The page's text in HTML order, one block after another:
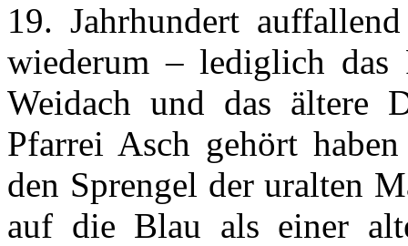
19. Jahrhundert
wiederum – lediglich das
Weidach und das ältere
Pfarrei Asch gehört
den Sprengel der uralten
auf die Blau als einer